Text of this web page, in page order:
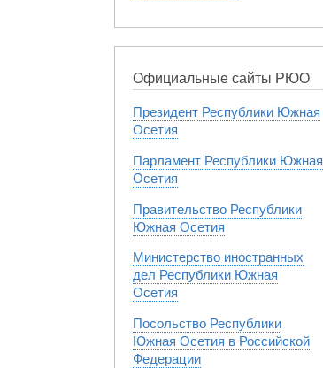
Официальные сайты РЮО
Президент Республики Южная
Осетия
Парламент Республики Южная
Осетия
Правительство Республики
Южная Осетия
Министерство иностранных
дел Республики Южная
Осетия
Посольство Республики
Южная Осетия в Российской
Федерации